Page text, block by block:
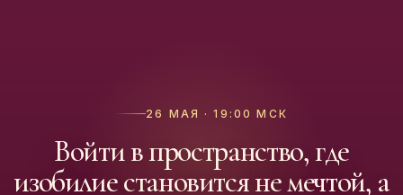
26 МАЯ · 19:00 МСК
Войти в пространство, где
изобилие становится не мечтой, а